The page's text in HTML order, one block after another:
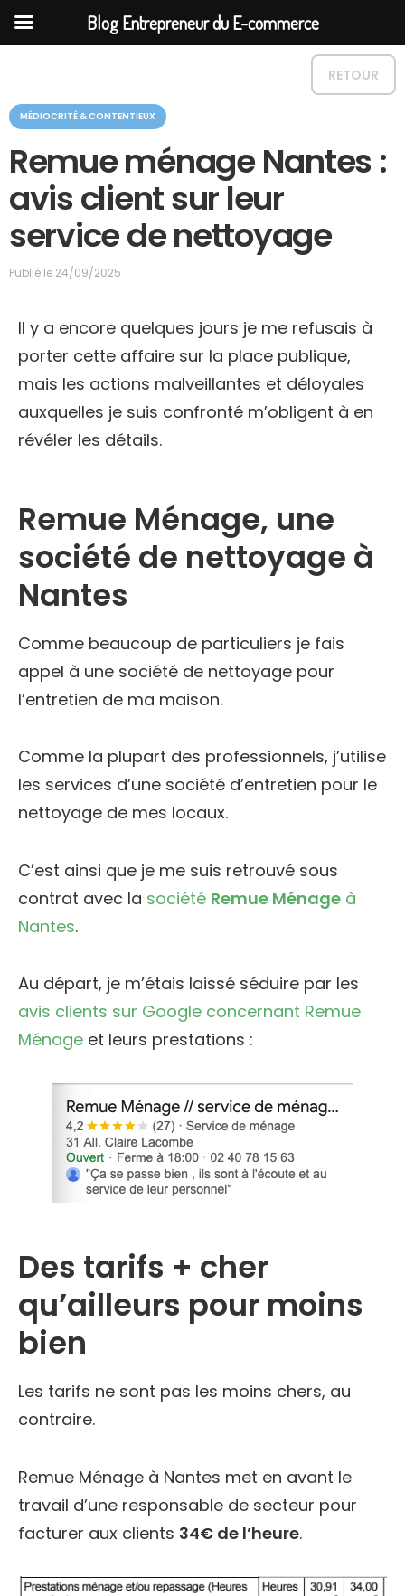
RETOUR
C
a
o
MÉDIOCRITÉ & CONTENTIEUX
Remue ménage Nantes :
avis client sur leur
service de nettoyage
Publié le 24/09/2025
Il y a encore quelques jours je me refusais à
porter cette affaire sur la place publique,
mais les actions malveillantes et déloyales
auxquelles je suis confronté m’obligent à en
révéler les détails.
Remue Ménage, une
société de nettoyage à
Nantes
Comme beaucoup de particuliers je fais
appel à une société de nettoyage pour
l’entretien de ma maison.
Comme la plupart des professionnels, j’utilise
les services d’une société d’entretien pour le
nettoyage de mes locaux.
C’est ainsi que je me suis retrouvé sous
contrat avec la société Remue Ménage à
Nantes.
Au départ, je m’étais laissé séduire par les
avis clients sur Google concernant Remue
Ménage et leurs prestations :
Des tarifs + cher
qu’ailleurs pour moins
bien
Les tarifs ne sont pas les moins chers, au
contraire.
Remue Ménage à Nantes met en avant le
travail d’une responsable de secteur pour
facturer aux clients 34€ de l’heure.
Blog Entrepreneur du E-commerce